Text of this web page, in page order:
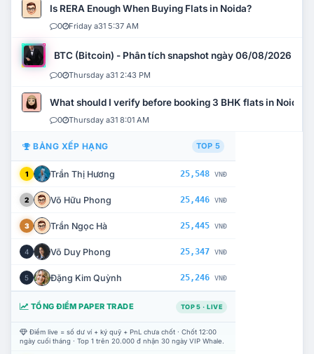
Is RERA Enough When Buying Flats in Noida?
0 Friday a31 5:37 AM
BTC (Bitcoin) - Phân tích snapshot ngày 06/08/2026
0 Thursday a31 2:43 PM
What should I verify before booking 3 BHK flats in Noida?
0 Thursday a31 8:01 AM
BẢNG XẾP HẠNG TOP 5
1 Trần Thị Hương 25,548 VNĐ
2 Võ Hữu Phong 25,446 VNĐ
3 Trần Ngọc Hà 25,445 VNĐ
4 Võ Duy Phong 25,347 VNĐ
5 Đặng Kim Quỳnh 25,246 VNĐ
TỔNG ĐIỂM PAPER TRADE TOP 5 · LIVE
Điểm live = số dư ví + ký quỹ + PnL chưa chốt · Chốt 12:00
ngày cuối tháng · Top 1 trên 20.000 đ nhận 30 ngày VIP Whale.